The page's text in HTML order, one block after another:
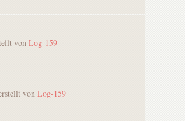
von Log-159
von Log-159